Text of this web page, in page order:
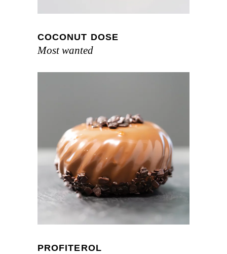
COCONUT DOSE
Most wanted
PROFITEROL